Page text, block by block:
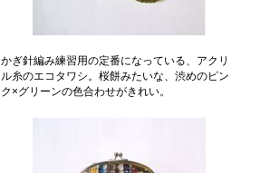
かぎ針編み練習用の定番になっている、アクリ
ル糸のエコタワシ。桜餅みたいな、渋めのピン
ク×グリーンの色合わせがきれい。